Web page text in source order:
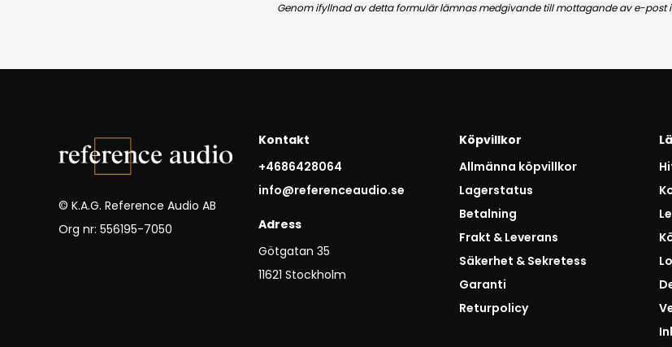
Genom ifyllnad av detta formulär lämnas medgivande till mottagande av e-post
© K.A.G. Reference Audio AB
Org nr: 556195-7050
Kontakt
+4686428064
info@referenceaudio.se
Adress
Götgatan 35
11621 Stockholm
Köpvillkor
Allmänna köpvillkor
Lagerstatus
Betalning
Frakt & Leverans
Säkerhet & Sekretess
Garanti
Returpolicy